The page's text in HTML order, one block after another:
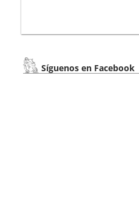
Síguenos en Facebook